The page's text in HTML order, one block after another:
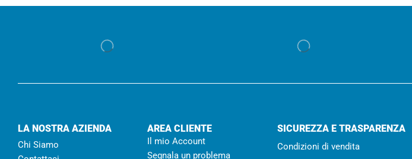
LA NOSTRA AZIENDA
Chi Siamo
AREA CLIENTE
Il mio Account
Segnala un problema
SICUREZZA E TRASPARENZA
Condizioni di vendita